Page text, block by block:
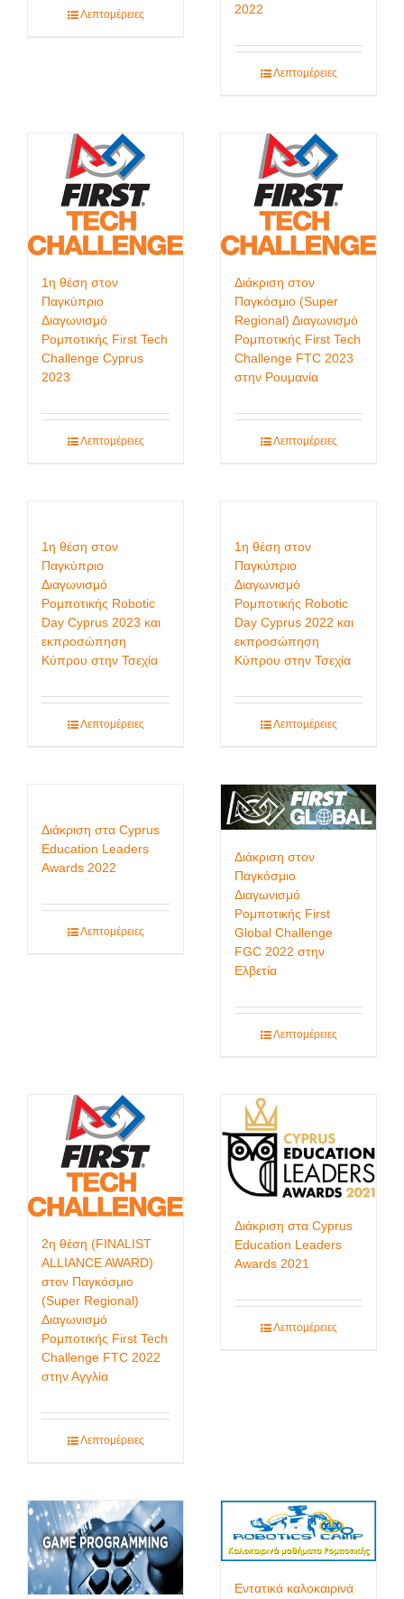
Λεπτομέρειες 2022
Λεπτομέρειες
1η θέση στον
Παγκύπριο
Διαγωνισμό
Ρομποτικής First Tech
Challenge Cyprus
2023
Λεπτομέρειες
Διάκριση στον
Παγκόσμιο (Super
Regional) Διαγωνισμό
Ρομποτικής First Tech
Challenge FTC 2023
στην Ρουμανία
Λεπτομέρειες
1η θέση στον
Παγκύπριο
Διαγωνισμό
Ρομποτικής Robotic
Day Cyprus 2023 και
εκπροσώπηση
Κύπρου στην Τσεχία
Λεπτομέρειες
1η θέση στον
Παγκύπριο
Διαγωνισμό
Ρομποτικής Robotic
Day Cyprus 2022 και
εκπροσώπηση
Κύπρου στην Τσεχία
Λεπτομέρειες
Διάκριση στα Cyprus
Education Leaders
Awards 2022
Λεπτομέρειες
Διάκριση στον
Παγκόσμιο
Διαγωνισμό
Ρομποτικής First
Global Challenge
FGC 2022 στην
Ελβετία
Λεπτομέρειες
2η θέση (FINALIST
ALLIANCE AWARD)
στον Παγκόσμιο
(Super Regional)
Διαγωνισμό
Ρομποτικής First Tech
Challenge FTC 2022
στην Αγγλία
Λεπτομέρειες
Διάκριση στα Cyprus
Education Leaders
Awards 2021
Λεπτομέρειες
Εντατικά καλοκαιρινά